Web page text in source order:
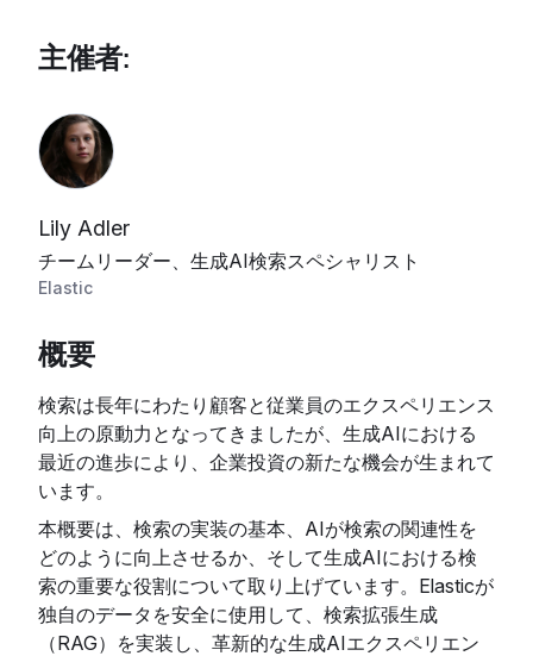
主催者:
Lily Adler
チームリーダー、生成AI検索スペシャリスト
Elastic
概要
検索は長年にわたり顧客と従業員のエクスペリエンス
向上の原動力となってきましたが、生成AIにおける
最近の進歩により、企業投資の新たな機会が生まれて
います。
本概要は、検索の実装の基本、AIが検索の関連性を
どのように向上させるか、そして生成AIにおける検
索の重要な役割について取り上げています。Elasticが
独自のデータを安全に使用して、検索拡張生成
（RAG）を実装し、革新的な生成AIエクスペリエン